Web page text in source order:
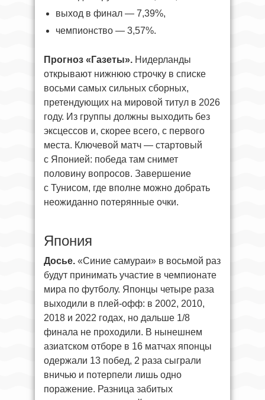
выход в финал — 7,39%,
чемпионство — 3,57%.
Прогноз «Газеты». Нидерланды
открывают нижнюю строчку в списке
восьми самых сильных сборных,
претендующих на мировой титул в 2026
году. Из группы должны выходить без
эксцессов и, скорее всего, с первого
места. Ключевой матч — стартовый
с Японией: победа там снимет
половину вопросов. Завершение
с Тунисом, где вполне можно добрать
неожиданно потерянные очки.
Япония
Досье. «Синие самураи» в восьмой раз
будут принимать участие в чемпионате
мира по футболу. Японцы четыре раза
выходили в плей-офф: в 2002, 2010,
2018 и 2022 годах, но дальше 1/8
финала не проходили. В нынешнем
азиатском отборе в 16 матчах японцы
одержали 13 побед, 2 раза сыграли
вничью и потерпели лишь одно
поражение. Разница забитых